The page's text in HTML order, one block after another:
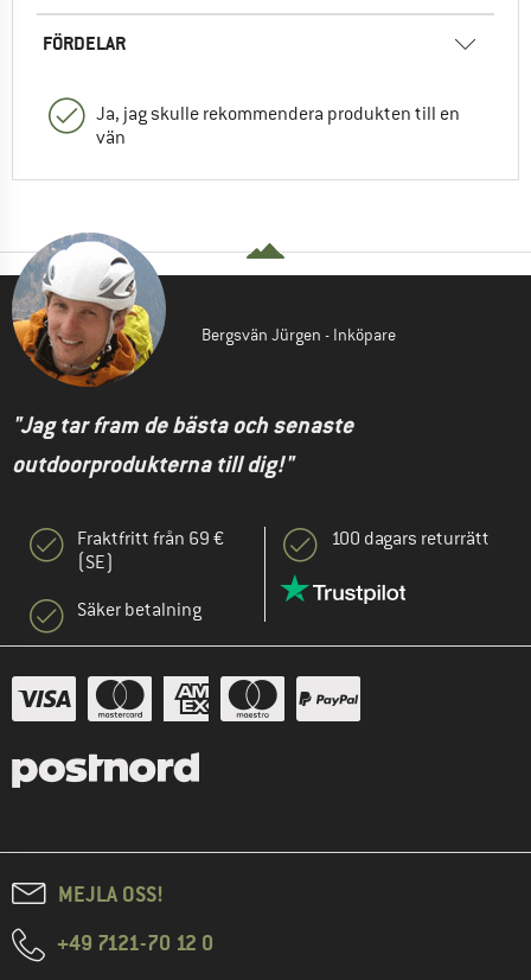
FÖRDELAR
Ja, jag skulle rekommendera produkten till en
vän
Bergsvän Jürgen - Inköpare
"Jag tar fram de bästa och senaste
outdoorprodukterna till dig!"
Fraktfritt från 69 €
(SE)
Säker betalning
100 dagars returrätt
MEJLA OSS!
+49 7121-70 12 0